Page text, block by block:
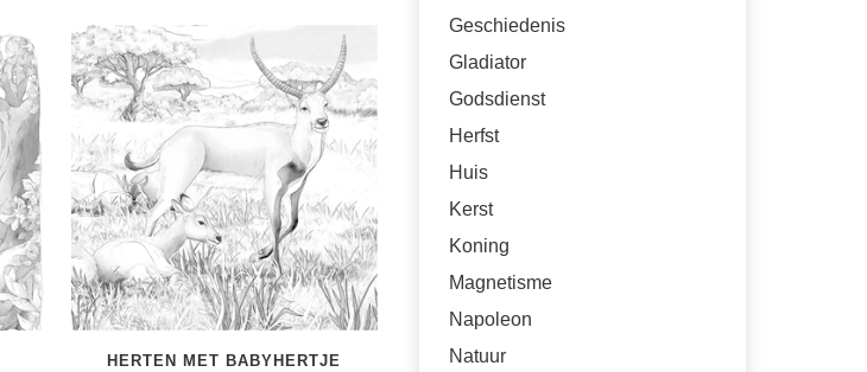
HERTEN MET BABYHERTJE
Geschiedenis
Gladiator
Godsdienst
Herfst
Huis
Kerst
Koning
Magnetisme
Napoleon
Natuur